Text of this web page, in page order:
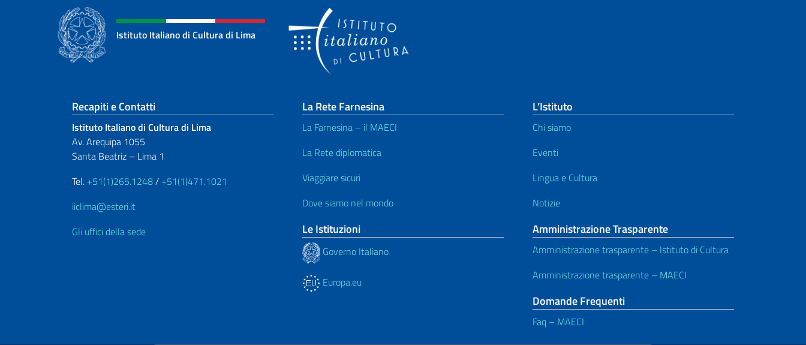
Istituto Italiano di Cultura di Lima
Sezione footer
Recapiti e Contatti
Istituto Italiano di Cultura di Lima
Av. Arequipa 1055
Santa Beatriz – Lima 1
Tel. +51(1)265.1248/ +51(1)471.1021
iiclima@esteri.it
Gli uffici della sede
La Rete Farnesina
La Farnesina – il MAECI
La Rete diplomatica
Viaggiare sicuri
Dove siamo nel mondo
Le Istituzioni
Governo Italiano
Europa.eu
L’Istituto
Chi siamo
Eventi
Lingua e Cultura
Notizie
Amministrazione Trasparente
Amministrazione trasparente – Istituto di Cultura
Amministrazione trasparente – MAECI
Domande Frequenti
Faq – MAECI